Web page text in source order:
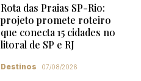
Rota das Praias SP-Rio:
projeto promete roteiro
que conecta 15 cidades no
litoral de SP e RJ
Destinos 07/08/2026